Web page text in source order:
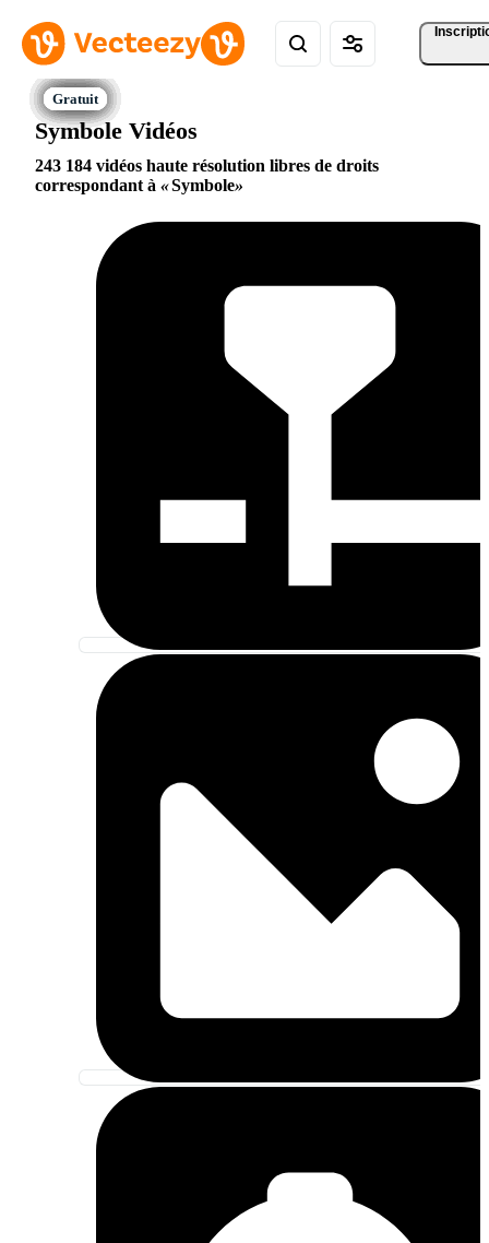
Symbole Vidéos
243 184 vidéos haute résolution libres de droits
correspondant à
Symbole